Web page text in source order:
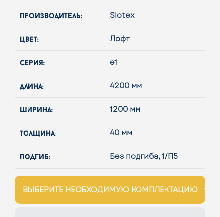
производитель: Slotex
цвет: Лофт
серия: e1
длина: 4200 мм
ширина: 1200 мм
толщина: 40 мм
подгиб: Без подгиба, 1/П5
ВЫБЕРИТЕ НЕОБХОДИМУЮ КОМПЛЕКТАЦИЮ